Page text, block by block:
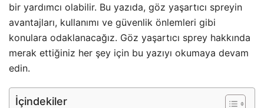
bir yardımcı olabilir. Bu yazıda, göz yaşartıcı spreyin
avantajları, kullanımı ve güvenlik önlemleri gibi
konulara odaklanacağız. Göz yaşartıcı sprey hakkında
merak ettiğiniz her şey için bu yazıyı okumaya devam
edin.
İçindekiler